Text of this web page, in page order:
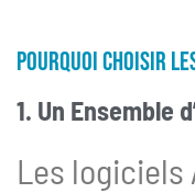
Pourquoi Choisir
1. Un Ensemble
Les logiciels